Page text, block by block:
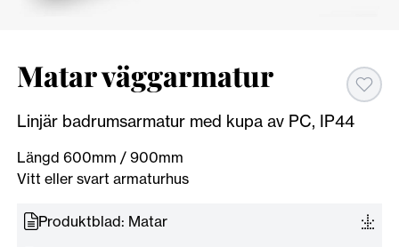
Matar väggarmatur
Linjär badrumsarmatur med kupa av PC, IP44
Längd 600mm / 900mm
Vitt eller svart armaturhus
Produktblad: Matar